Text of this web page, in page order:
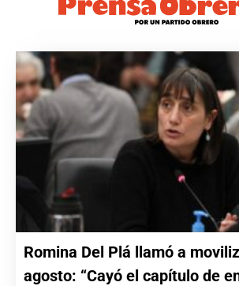
Romina Del Plá llamó a
agosto: “Cayó el capítulo de